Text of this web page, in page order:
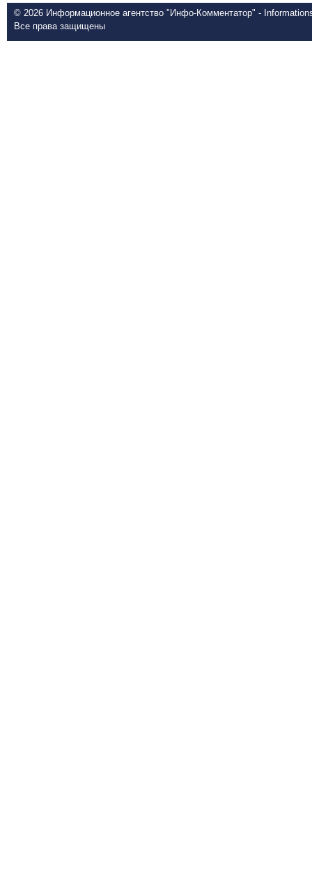
© 2026 Информационное агентство "Инфо-Комментатор" -
Все права защищены